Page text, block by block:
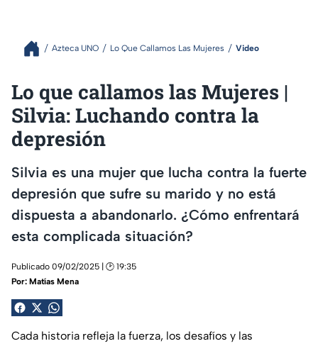
Azteca UNO Lo Que Callamos Las Mujeres Video
Lo que callamos las Mujeres |
Silvia: Luchando contra la
depresión
Silvia es una mujer que lucha contra la fuerte
depresión que sufre su marido y no está
dispuesta a abandonarlo. ¿Cómo enfrentará
esta complicada situación?
Publicado 09/02/2025 | 🕑 19:35
Por: Matías Mena
Cada historia refleja la fuerza, los desafíos y las